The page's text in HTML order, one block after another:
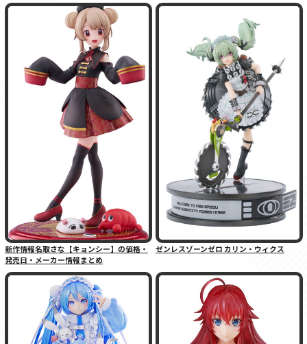
新作情報名取さな【キョンシー】の価格・
発売日・メーカー情報まとめ
ゼンレスゾーンゼロ カリン・ウィクス